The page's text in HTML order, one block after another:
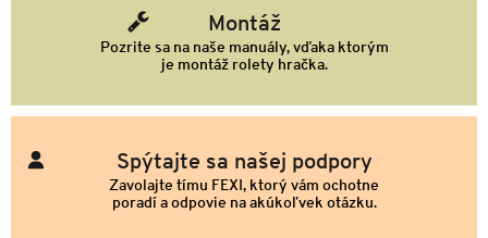
Montáž
Pozrite sa na naše manuály, vďaka ktorým
je montáž rolety hračka.
Spýtajte sa našej podpory
Zavolajte tímu FEXI, ktorý vám ochotne
poradí a odpovie na akúkoľvek otázku.